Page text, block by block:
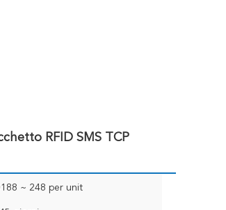
RFID SMS TCP
~ 248 per unit